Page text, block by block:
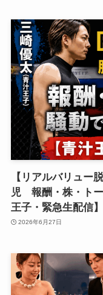
【リアルバリュー
児 報酬・株・ト
王子・緊急生配信】
2026年6月27日